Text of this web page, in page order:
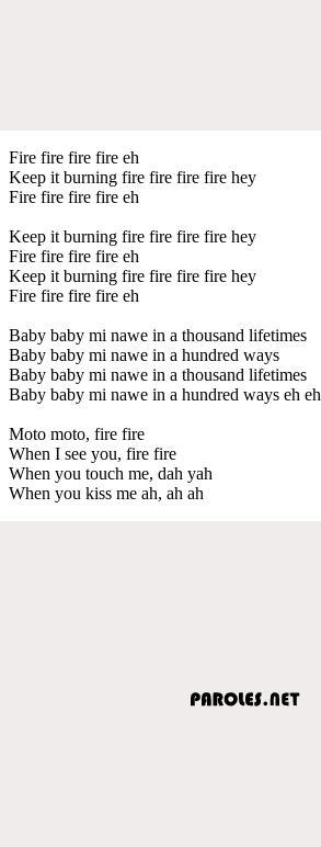
Fire fire fire fire eh
Keep it burning fire fire fire fire hey
Fire fire fire fire eh
Keep it burning fire fire fire fire hey
Fire fire fire fire eh
Keep it burning fire fire fire fire hey
Fire fire fire fire eh
Baby baby mi nawe in a thousand lifetimes
Baby baby mi nawe in a hundred ways
Baby baby mi nawe in a thousand lifetimes
Baby baby mi nawe in a hundred ways eh eh
Moto moto, fire fire
When I see you, fire fire
When you touch me, dah yah
When you kiss me ah, ah ah